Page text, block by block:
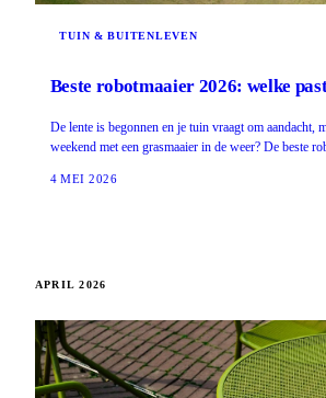
TUIN & BUITENLEVEN
Beste robotmaaier 2026: welke
De lente is begonnen en je tuin vraagt om aandacht,
weekend met een grasmaaier in de weer? De beste
4 MEI 2026
APRIL 2026